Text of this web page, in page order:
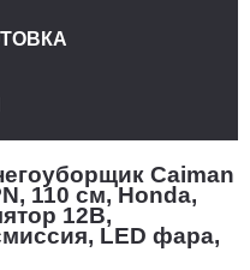
Caiman
110 см, Honda,
12В,
LED фара,